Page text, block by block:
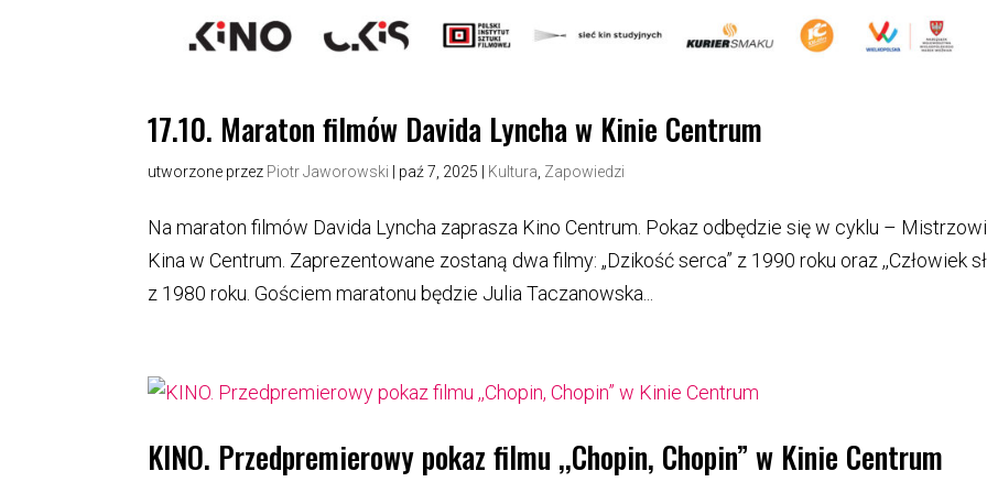
17.10. Maraton filmów Davida Lyncha w Kinie Centrum
utworzone przez Piotr Jaworowski paź 7, 2025 Kultura Zapowiedzi
Na maraton filmów Davida Lyncha zaprasza Kino Centrum. Pokaz odbędzie się w cyklu –
Kina w Centrum. Zaprezentowane zostaną dwa filmy: „Dzikość serca” z 1990 roku oraz ,,Człowiek
z 1980 roku. Gościem maratonu będzie Julia Taczanowska...
KINO. Przedpremierowy pokaz filmu ,,Chopin, Chopin” w Kinie Centrum